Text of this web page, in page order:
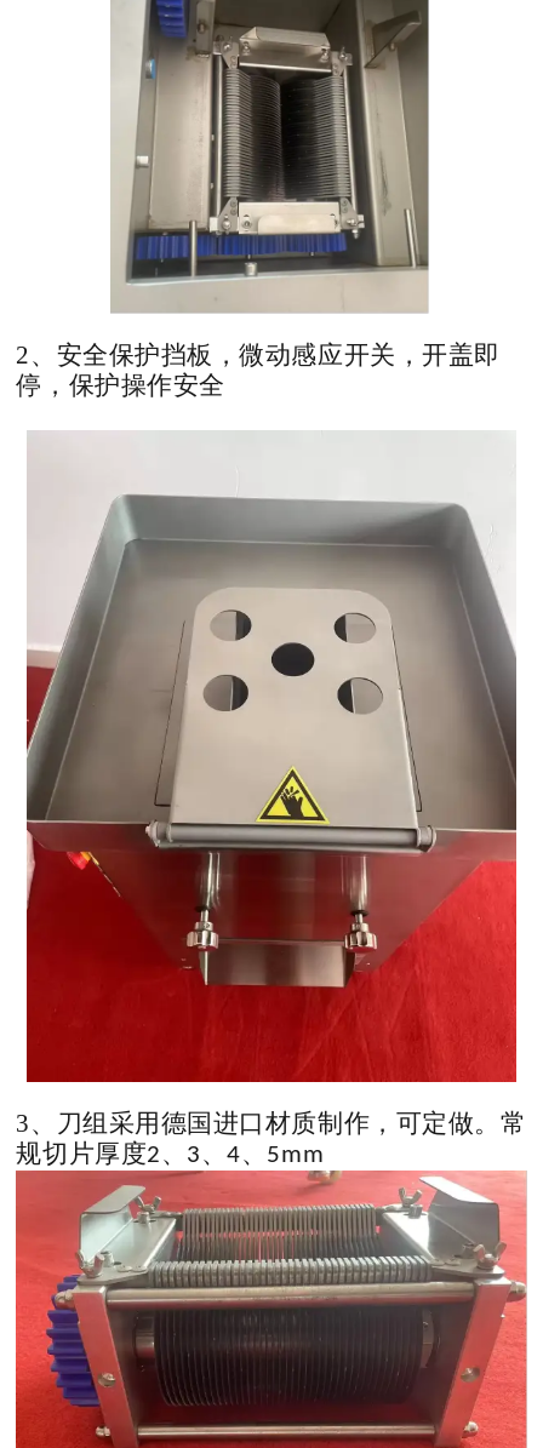
2、安全保护挡板，微动感应开关，开盖即
停，保护操作安全
3、刀组采用德国进口材质制作，可定做。常
规切片厚度2、 3、4、 5mm